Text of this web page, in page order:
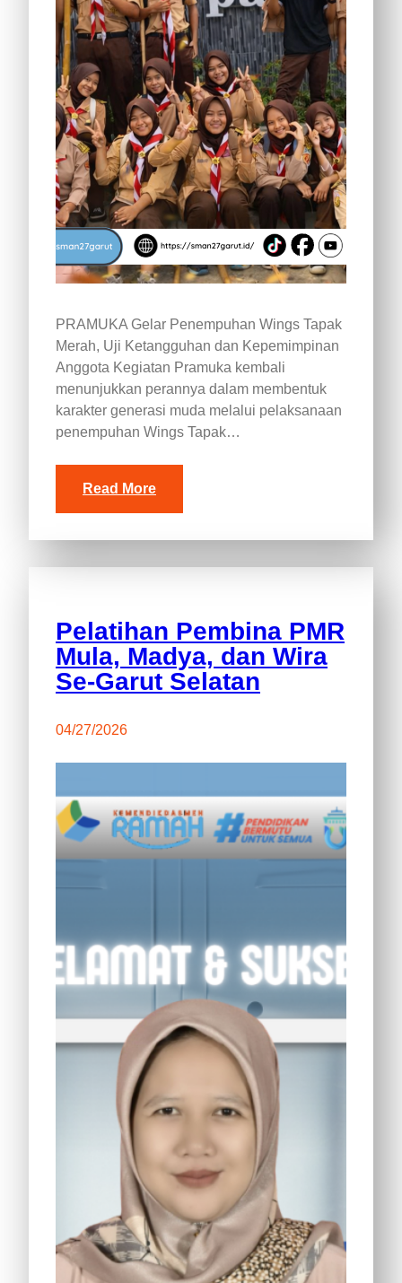
PRAMUKA Gelar Penempuhan Wings Tapak
Merah, Uji Ketangguhan dan Kepemimpinan
Anggota Kegiatan Pramuka kembali
menunjukkan perannya dalam membentuk
karakter generasi muda melalui pelaksanaan
penempuhan Wings Tapak…
Read More
Pelatihan Pembina PMR
Mula, Madya, dan Wira
Se-Garut Selatan
04/27/2026